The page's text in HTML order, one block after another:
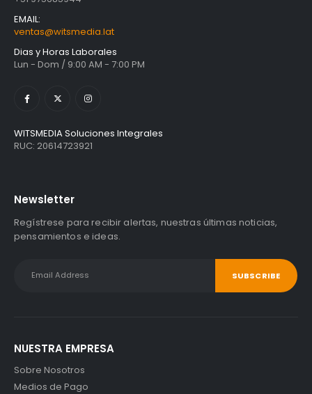
EMAIL:
ventas@witsmedia.lat
Dias y Horas Laborales
Lun - Dom / 9:00 AM - 7:00 PM
WITSMEDIA Soluciones Integrales
RUC: 20614723921
Newsletter
Regístrese para recibir alertas, nuestras últimas noticias,
pensamientos e ideas.
NUESTRA EMPRESA
Sobre Nosotros
Medios de Pago